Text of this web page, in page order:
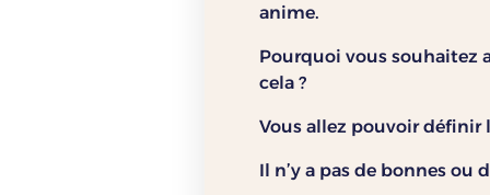
anime.
Pourquoi vous souhaitez
cela ?
Vous allez pouvoir
Il n’y a pas de bonnes ou